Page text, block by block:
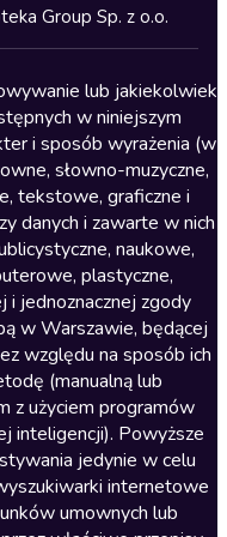
Group Sp. z o.o.
lub jakiekolwiek
w niniejszym
i sposób wyrażenia (w
słowno-muzyczne,
tekstowe, graficzne i
danych i zawarte w nich
naukowe,
plastyczne,
i jednoznacznej zgody
w Warszawie, będącej
względu na sposób ich
(manualną lub
z użyciem programów
inteligencji). Powyższe
jedynie w celu
internetowe
umownych lub